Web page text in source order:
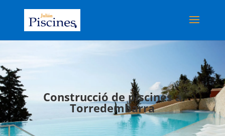
Construcció de piscines a
Torredembarra